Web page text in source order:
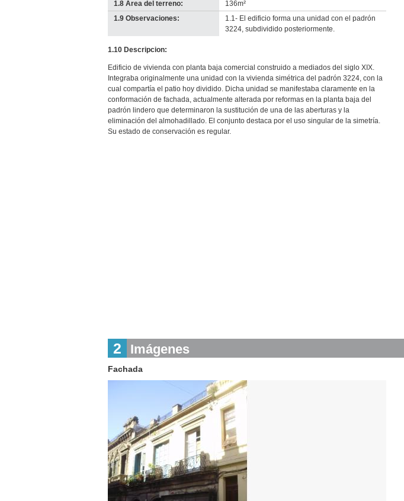
1.8 Área del terreno:
136m²
1.9 Observaciones:
1.1- El edificio forma una unidad con el padrón
3224, subdividido posteriormente.
1.10 Descripcion:
Edificio de vivienda con planta baja comercial construido a mediados del siglo XIX.
Integraba originalmente una unidad con la vivienda simétrica del padrón 3224, con la
cual compartía el patio hoy dividido. Dicha unidad se manifestaba claramente en la
conformación de fachada, actualmente alterada por reformas en la planta baja del
padrón lindero que determinaron la sustitución de una de las aberturas y la
eliminación del almohadillado. El conjunto destaca por el uso singular de la simetría.
Su estado de conservación es regular.
2 Imágenes
Fachada